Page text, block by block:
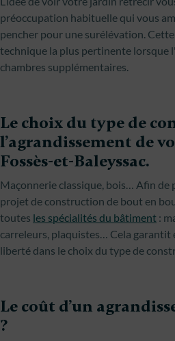
préoccupation habituelle qui vous
pencher pour une surélévation.
technique la plus pertinente lorsque
chambres supplémentaires.
Le choix du type de
l’agrandissement de
Fossès-et-Baleyssac.
Maçonnerie classique, bois… Afin de
projet de construction de bout en
toutes les spécialités du bâtiment :
carreleurs, plaquistes… Cela garantit
liberté dans le choix du type de
Le coût d’un
?